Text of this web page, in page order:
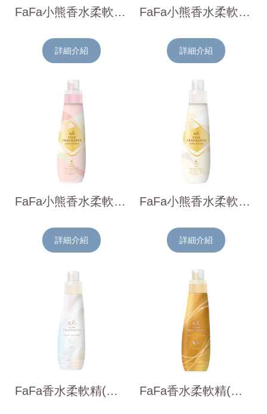
FaFa小熊香水柔軟精(綠草香)600ml
詳細介紹
FaFa小熊香水柔軟精(花香)600ml
詳細介紹
FaFa小熊香水柔軟精(鮮嫩花卉粉)600ml
詳細介紹
FaFa小熊香水柔軟精(溫暖花卉白)600ml
詳細介紹
FaFa香水柔軟精(溫暖花卉白)570ml FaFa香水柔軟精(精緻花香)570ml